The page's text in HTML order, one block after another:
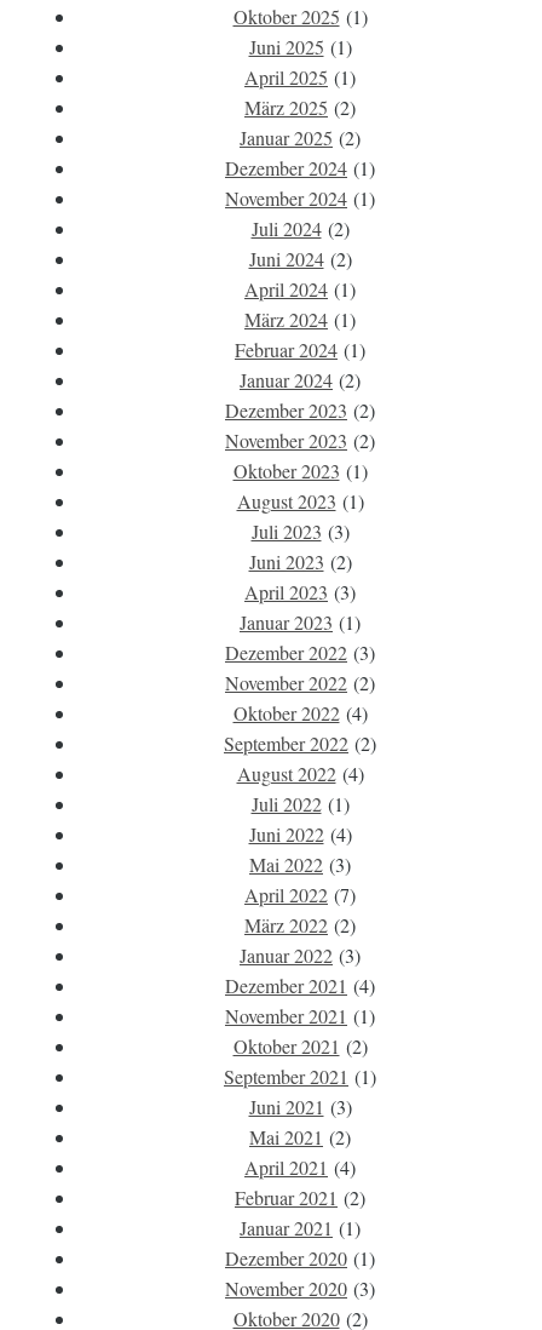
Oktober 2025 (1)
Juni 2025 (1)
April 2025 (1)
März 2025 (2)
Januar 2025 (2)
Dezember 2024 (1)
November 2024 (1)
Juli 2024(2)
Juni 2024(2)
April 2024 (1)
März 2024 (1)
Februar 2024 (1)
Januar 2024 (2)
Dezember 2023 (2)
November 2023 (2)
Oktober 2023 (1)
August 2023 (1)
Juli 2023 (3)
Juni 2023 (2)
April 2023 (3)
Januar 2023 (1)
Dezember 2022 (3)
November 2022 (2)
Oktober 2022(4)
September 2022 (2)
August 2022(4)
Juli 2022(1)
Juni 2022(4)
Mai 2022 (3)
April 2022 (7)
März 2022 (2)
Januar 2022 (3)
Dezember 2021 (4)
November 2021 (1)
Oktober 2021 (2)
September 2021 (1)
Juni 2021 (3)
Mai 2021 (2)
April 2021 (4)
Februar 2021 (2)
Januar 2021 (1)
Dezember 2020 (1)
November 2020 (3)
Oktober 2020(2)